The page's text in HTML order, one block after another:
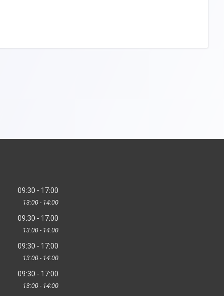
09:30 17:00
13:00 14:00
09:30 17:00
13:00 14:00
09:30 17:00
13:00 14:00
09:30 17:00
13:00 14:00